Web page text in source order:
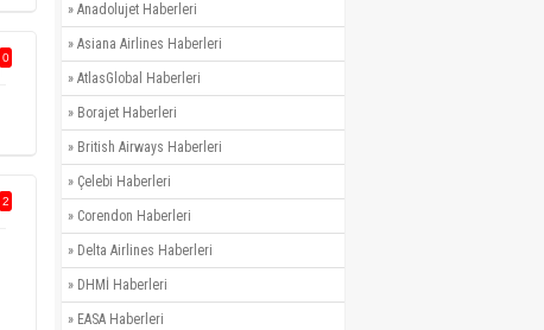
0
2
» Anadolujet Haberleri
» Asiana Airlines Haberleri
» AtlasGlobal Haberleri
» Borajet Haberleri
» British Airways Haberleri
» Çelebi Haberleri
» Corendon Haberleri
» Delta Airlines Haberleri
» DHMİ Haberleri
» EASA Haberleri